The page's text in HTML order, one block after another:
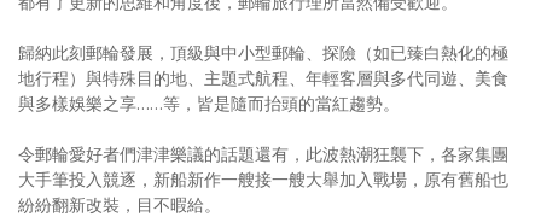
歸納此刻郵輪發展，頂級與中小型郵輪、探險（如已臻白熱化的極
地行程）與特殊目的地、主題式航程、年輕客層與多代同遊、美食
與多樣娛樂之享……等，皆是隨而抬頭的當紅趨勢。
令郵輪愛好者們津津樂議的話題還有，此波熱潮狂襲下，各家集團
大手筆投入競逐，新船新作一艘接一艘大舉加入戰場，原有舊船也
紛紛翻新改裝，目不暇給。